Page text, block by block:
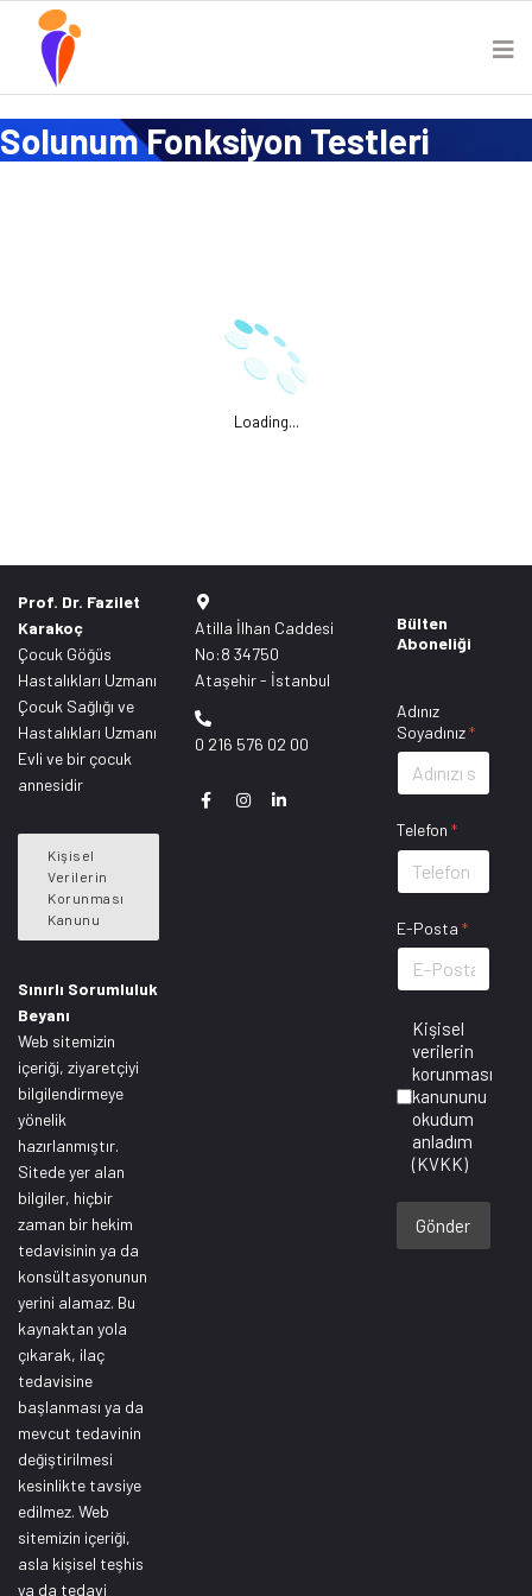
Solunum Fonksiyon Testleri
Loading...
Prof. Dr. Fazilet
Karakoç
Çocuk Göğüs
Hastalıkları Uzmanı
Çocuk Sağlığı ve
Hastalıkları Uzmanı
Evli ve bir çocuk
annesidir
Kişisel
Verilerin
Korunması
Kanunu
Sınırlı Sorumluluk
Beyanı
Web sitemizin
içeriği, ziyaretçiyi
bilgilendirmeye
yönelik
hazırlanmıştır.
Sitede yer alan
bilgiler, hiçbir
zaman bir hekim
tedavisinin ya da
konsültasyonunun
yerini alamaz. Bu
kaynaktan yola
çıkarak, ilaç
tedavisine
başlanması ya da
mevcut tedavinin
değiştirilmesi
kesinlikte tavsiye
edilmez. Web
sitemizin içeriği,
asla kişisel teşhis
ya da tedavi
Atilla İlhan Caddesi
No:8 34750
Ataşehir - İstanbul
0 216 576 02 00
Bülten
Aboneliği
Adınız
Soyadınız*
Telefon *
E-Posta *
Kişisel
verilerin
korunması
kanununu
okudum
anladım
(KVKK)
Gönder